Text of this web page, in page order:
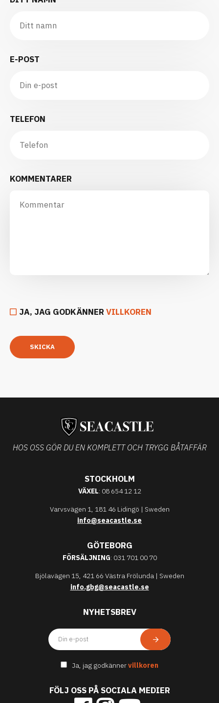
E-POST
TELEFON
KOMMENTARER
JA, JAG GODKÄNNER VILLKOREN
SKICKA
HOS OSS GÖR DU EN KOMPLETT OCH TRYGG BÅTAFFÄR
STOCKHOLM
VÄXEL: 08 654 12 12
Varvsvägen 1, 181 46 Lidingö | Sweden
info@seacastle.se
GÖTEBORG
FÖRSÄLJNING: 031 701 00 70
Bjölavägen 15, 421 66 Västra Frölunda | Sweden
info.gbg@seacastle.se
NYHETSBREV
Ja, jag godkännervillkoren
FÖLJ OSS PÅ SOCIALA MEDIER